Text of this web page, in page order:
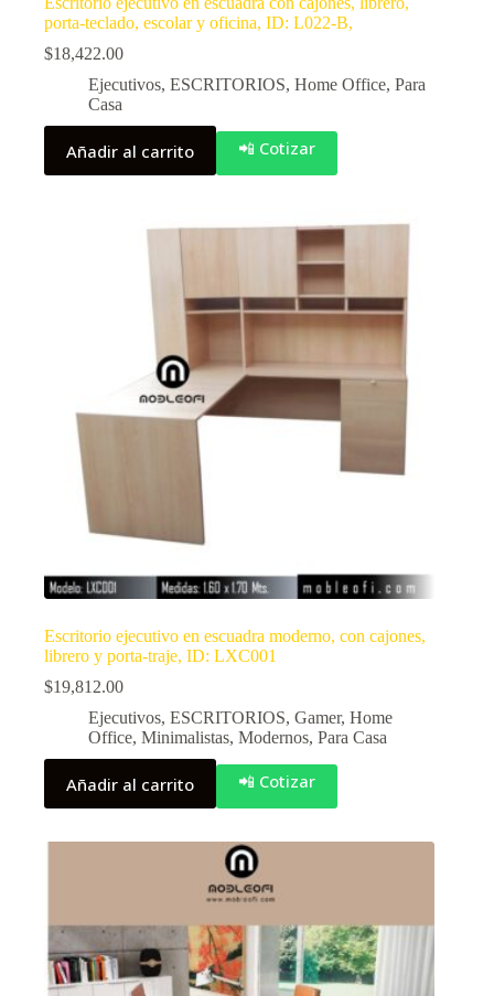
porta-teclado, escolar y oficina, ID: L022-B,
$18,422.00
Ejecutivos, ESCRITORIOS, Home Office, Para
Casa
Añadir al carrito 📲 Cotizar
Escritorio ejecutivo en escuadra moderno, con cajones,
librero y porta-traje, ID: LXC001
$19,812.00
Ejecutivos, ESCRITORIOS, Gamer, Home
Office, Minimalistas, Modernos, Para Casa
Añadir al carrito 📲 Cotizar